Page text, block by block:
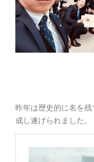
昨年は歴史的に名を
成し遂げられました。